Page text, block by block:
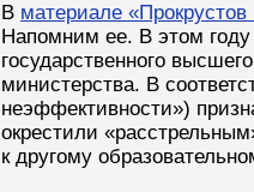
В материале «Прокрустов
Напомним ее. В этом году
государственного
министерства. В
неэффективности»)
окрестили
к другому